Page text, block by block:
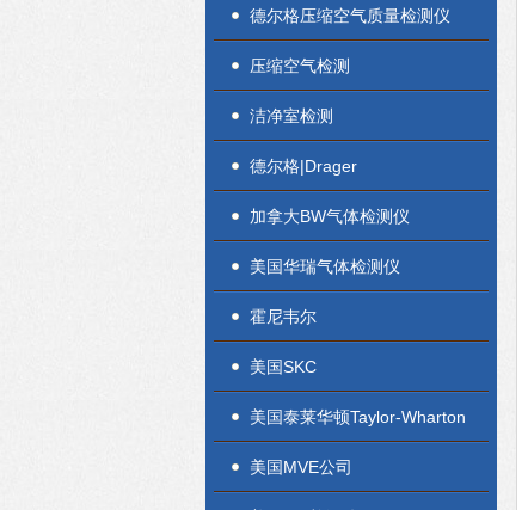
德尔格压缩空气质量检测仪
压缩空气检测
洁净室检测
德尔格|Drager
加拿大BW气体检测仪
美国华瑞气体检测仪
霍尼韦尔
美国SKC
美国泰莱华顿Taylor-Wharton
美国MVE公司